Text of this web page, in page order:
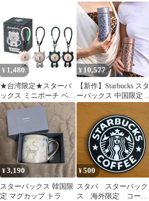
ーボトル444ml【新品】
¥ 1,480
★台湾限定★スターバ
ックス ミニポーチ ベア
リスタストラップ小物
入れ
¥ 10,577
【新作】Starbucks スタ
ーバックス 中国限定 ラ
メレオパード ステンレ
スボトル 370ml 真空断
熱 保温保冷 水筒 2色選
択可
¥3,190
スターバックス 韓国限
定 マグカップ トラ
¥500
スタバ スターバック
ス 海外限定 コース